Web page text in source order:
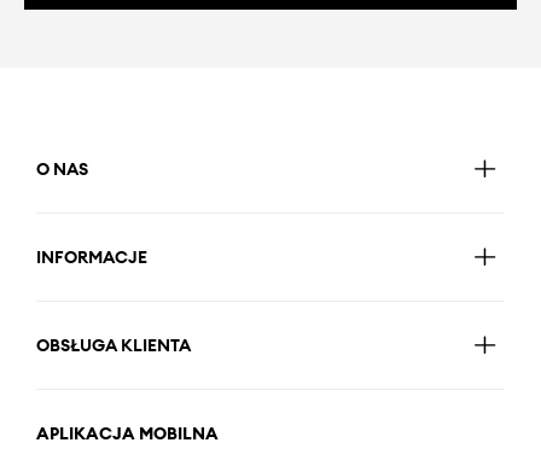
O NAS
INFORMACJE
OBSŁUGA KLIENTA
APLIKACJA MOBILNA